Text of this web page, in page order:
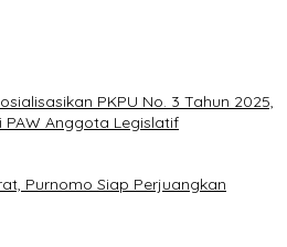
PKPU No. 3 Tahun 2025,
PAW Anggota Legislatif
Purnomo Siap Perjuangkan